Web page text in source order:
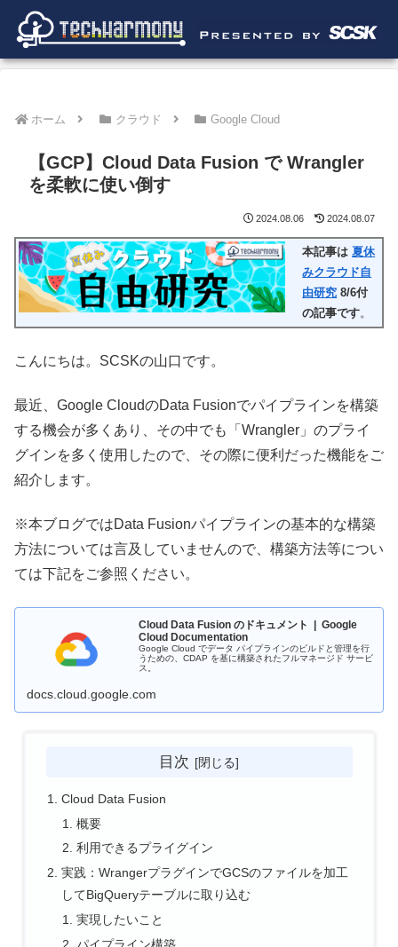
ホーム クラウド Google Cloud
【GCP】Cloud Data Fusion で Wrangler
を柔軟に使い倒す
2024.08.06 2024.08.07
本記事は夏休
みクラウド自
由研究 8/6付
の記事です。
こんにちは。SCSKの山口です。
最近、Google CloudのData Fusionでパイプラインを構築
する機会が多くあり、その中でも「Wrangler」のプライ
グインを多く使用したので、その際に便利だった機能をご
紹介します。
※本ブログではData Fusionパイプラインの基本的な構築
方法については言及していませんので、構築方法等につい
ては下記をご参照ください。
Cloud Data Fusion のドキュメント | Google
Cloud Documentation
Google Cloud でデータ パイプラインのビルドと管理を行
うための、CDAP を基に構築されたフルマネージド サービ
ス。
docs.cloud.google.com
目次
Cloud Data Fusion
概要
利用できるプライグイン
実践：WrangerプラグインでGCSのファイルを加工
してBigQueryテーブルに取り込む
実現したいこと